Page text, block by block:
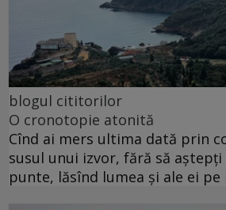
blogul cititorilor
O cronotopie atonită
Cînd ai mers ultima dată prin
susul unui izvor, fără să
punte, lăsînd lumea și ale ei pe